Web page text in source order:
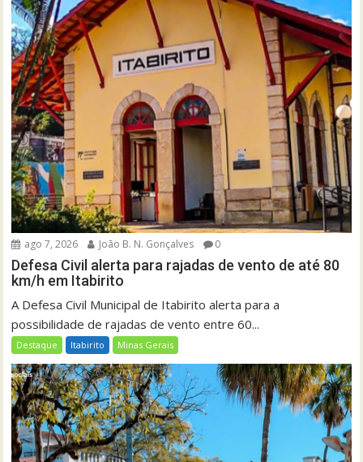
ago 7, 2026 João B. N. Gonçalves 0
Defesa Civil alerta para rajadas de vento de até 80
km/h em Itabirito
A Defesa Civil Municipal de Itabirito alerta para a
possibilidade de rajadas de vento entre 60...
Destaque Itabirito Minas Gerais